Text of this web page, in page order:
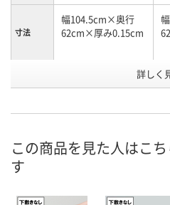
寸法
幅104.5cm×奥行
62cm×厚み0.15cm
プ
グリーンマット/再
生塩ビ（光沢）
お申込番
在庫 直送品
詳しく
この商品を見た人はこ
す